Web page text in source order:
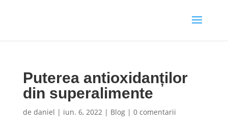
Puterea antioxidanților
din superalimente
de daniel | iun. 6, 2022| Blog| 0 comentarii